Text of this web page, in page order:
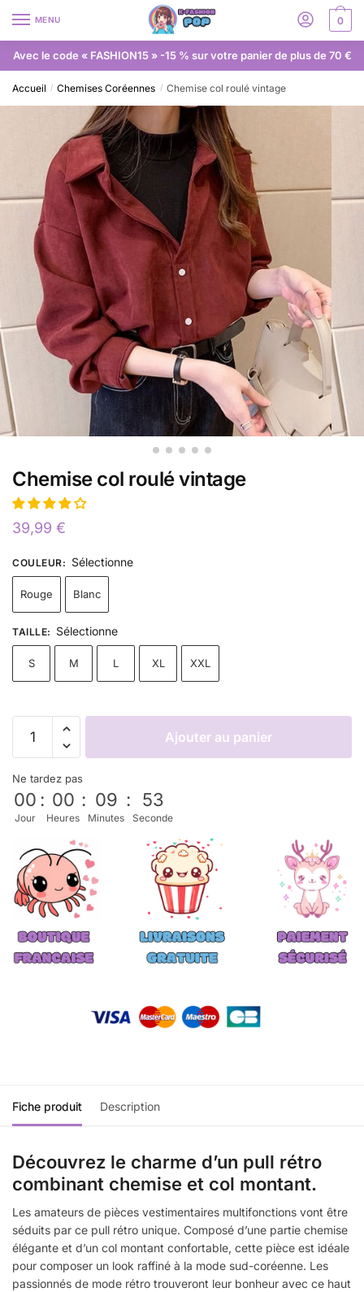
MENU 0
Avec le code « FASHION15 » -15 % sur votre panier de plus de 70 €
Accueil / Chemises Coréennes / Chemise col roulé vintage
Chemise col roulé vintage
39,99 €
COULEUR: Sélectionne
Rouge Blanc
TAILLE: Sélectionne
S M L XL XXL
Ajouter au panier
Ne tardez pas
00
Jour
: 00
Heures
: 09
Minutes
: 52
Seconde
Fiche produit Description
Découvrez le charme d’un pull rétro
combinant chemise et col montant.
Les amateurs de pièces vestimentaires multifonctions vont être
séduits par ce pull rétro unique. Composé d’une partie chemise
élégante et d’un col montant confortable, cette pièce est idéale
pour composer un look raffiné à la mode sud-coréenne. Les
passionnés de mode rétro trouveront leur bonheur avec ce haut